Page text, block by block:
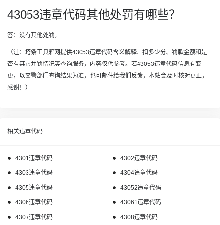
43053违章代码其他处罚有哪些？
答：没有其他处罚。
（注：塔条工具箱网提供43053违章代码含义解释、扣多少分、罚款金额和是
否有其它并罚情况等查询服务，内容仅供参考。若43053违章代码信息有变
更，以交警部门查询结果为准，也可邮件给我们反馈，本站会及时核对更正，
感谢！）
相关违章代码
4301违章代码 4302违章代码
4303违章代码 4304违章代码
4305违章代码 43052违章代码
4306违章代码 43061违章代码
4307违章代码 4308违章代码